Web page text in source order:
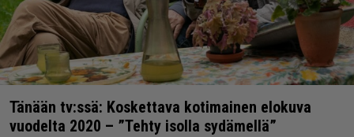
Tänään tv:ssä: Koskettava kotimainen elokuva
vuodelta 2020 – ”Tehty isolla sydämellä”